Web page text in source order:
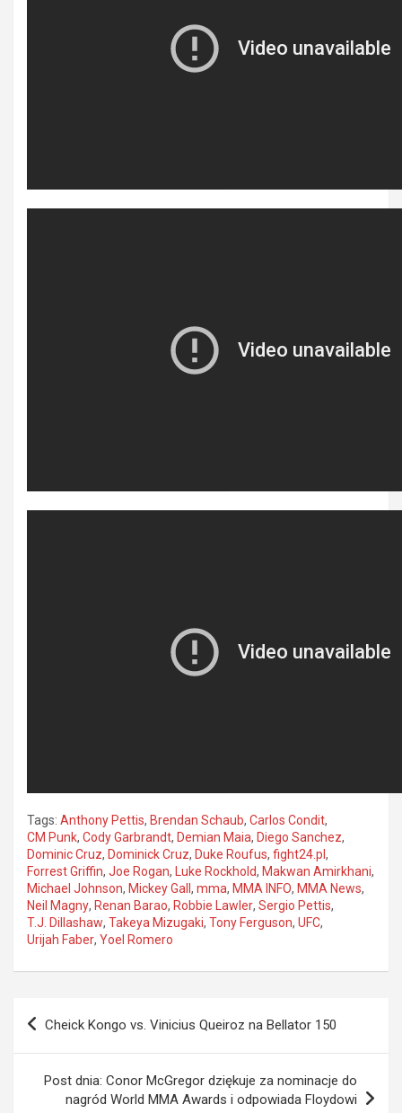
Tags: Anthony Pettis, Brendan Schaub, Carlos Condit,
CM Punk, Cody Garbrandt, Demian Maia, Diego Sanchez,
Dominic Cruz, Dominick Cruz, Duke Roufus, fight24.pl ,
Forrest Griffin, Joe Rogan, Luke Rockhold, Makwan Amirkhani,
Michael Johnson, Mickey Gall , mma, MMA INFO, MMA News,
Neil Magny, Renan Barao, Robbie Lawler, Sergio Pettis,
T.J. Dillashaw, Takeya Mizugaki, Tony Ferguson, UFC,
Urijah Faber, Yoel Romero
Nawigacja
Cheick Kongo vs. Vinicius Queiroz na Bellator 150
Post dnia: Conor McGregor dziękuje za nominacje do
nagród World MMA Awards i odpowiada Floydowi